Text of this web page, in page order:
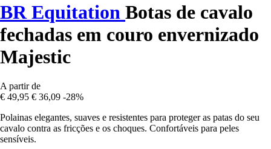
BR Equitation Botas de cavalo
fechadas em couro envernizado
Majestic
A partir de
€ 49,95 € 36,09 -28%
Polainas elegantes, suaves e resistentes para proteger as patas do seu
cavalo contra as fricções e os choques. Confortáveis para peles
sensíveis.